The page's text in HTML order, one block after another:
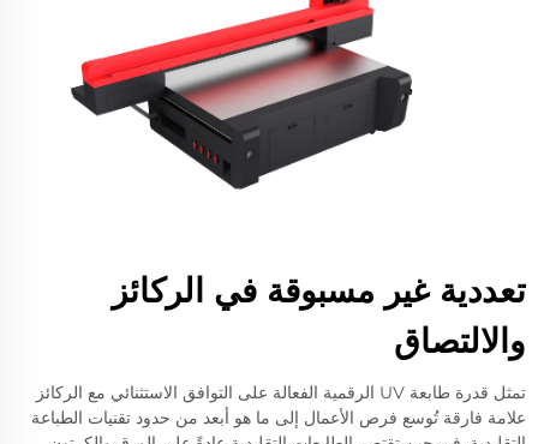
تعددية غير مسبوقة في الركائز
والالتصاق
تمثل قدرة طابعة UV الرقمية الفعالة على التوافق الاستثنائي مع الركائز
علامة فارقة تُوسع فرص الأعمال إلى ما هو أبعد من حدود تقنيات الطباعة